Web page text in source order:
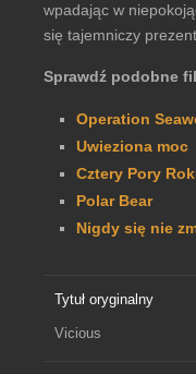
wpadając w
się tajemniczy
Sprawdź podobne
Operation
Uwieziona moc
Cztery Pory
Polar Bear
Nigdy się nie
Tytuł oryginalny
Vicious